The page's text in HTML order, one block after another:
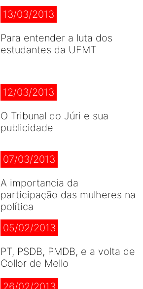
13/03/2013
Para entender a luta dos
estudantes da UFMT
12/03/2013
O Tribunal do Júri e sua
publicidade
07/03/2013
A importancia da
participação das mulheres na
política
05/02/2013
PT, PSDB, PMDB, e a volta de
Collor de Mello